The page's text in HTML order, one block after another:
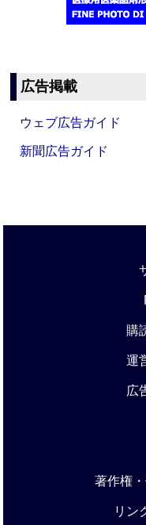
広告掲載
ウェブ広告ガイド
新聞広告ガイド
購
運
広
著作権
リン